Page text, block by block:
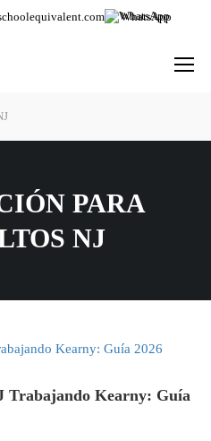
WhatsApp
PARA
NJ
Trabajando Kearny: Guía